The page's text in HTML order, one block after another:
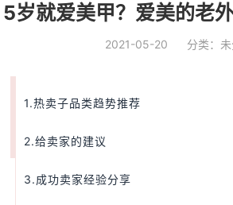
5岁就爱美甲？爱美的老
2021-05-20 分类：
1.热卖子品类趋势推荐
2.给卖家的建议
3.成功卖家经验分享